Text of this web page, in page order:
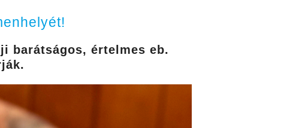
barátságos, értelmes eb.